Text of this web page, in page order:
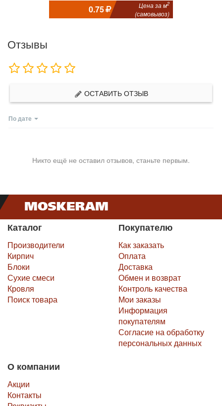
0.75 Цена за м2
(самовывоз)
Отзывы
ОСТАВИТЬ ОТЗЫВ
По дате
Никто ещё не оставил отзывов, станьте первым.
Каталог
Производители
Кирпич
Блоки
Сухие смеси
Кровля
Поиск товара
Покупателю
Как заказать
Оплата
Доставка
Обмен и возврат
Контроль качества
Мои заказы
Информация
покупателям
Согласие на обработку
персональных данных
О компании
Акции
Контакты